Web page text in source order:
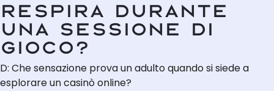
respira durante
una sessione di
gioco?
D: Che sensazione prova un adulto quando si siede a
esplorare un casinò online?